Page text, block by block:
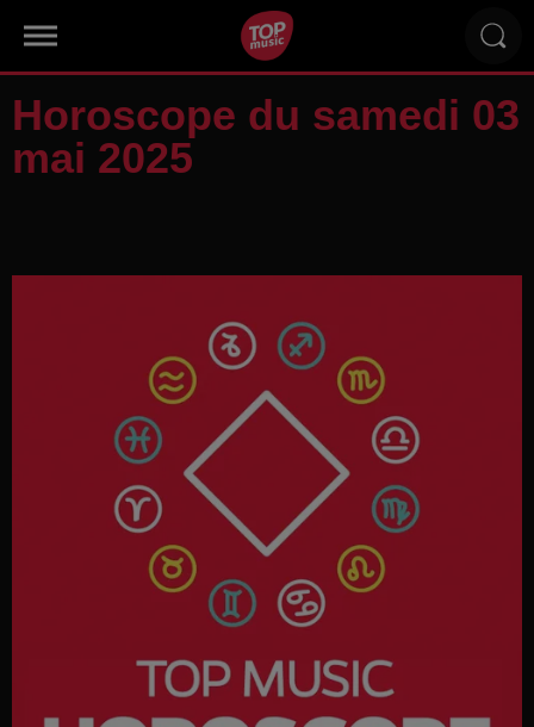
Horoscope du samedi 03
mai 2025